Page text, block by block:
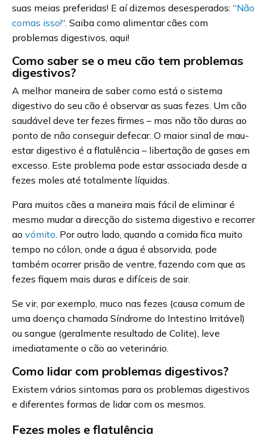
suas meias preferidas! E aí dizemos desesperados: “Não
comas isso!“. Saiba como alimentar cães com
problemas digestivos, aqui!
Como saber se o meu cão tem problemas
digestivos?
A melhor maneira de saber como está o sistema
digestivo do seu cão é observar as suas fezes. Um cão
saudável deve ter fezes firmes – mas não tão duras ao
ponto de não conseguir defecar. O maior sinal de mau-
estar digestivo é a flatulência – libertação de gases em
excesso. Este problema pode estar associada desde a
fezes moles até totalmente líquidas.
Para muitos cães a maneira mais fácil de eliminar é
mesmo mudar a direcção do sistema digestivo e recorrer
ao vómito. Por outro lado, quando a comida fica muito
tempo no cólon, onde a água é absorvida, pode
também ocorrer prisão de ventre, fazendo com que as
fezes fiquem mais duras e difíceis de sair.
Se vir, por exemplo, muco nas fezes (causa comum de
uma doença chamada Síndrome do Intestino Irritável)
ou sangue (geralmente resultado de Colite), leve
imediatamente o cão ao veterinário.
Como lidar com problemas digestivos?
Existem vários sintomas para os problemas digestivos
e diferentes formas de lidar com os mesmos.
Fezes moles e flatulência